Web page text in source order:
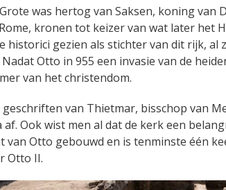
was hertog van Saksen, koning van
kronen tot keizer van wat later het
historici gezien als stichter van dit rijk, al
Otto in 955 een invasie van de
van het christendom.
van Thietmar, bisschop van
af. Ook wist men al dat de kerk een
van Otto gebouwd en is tenminste één
Otto II.